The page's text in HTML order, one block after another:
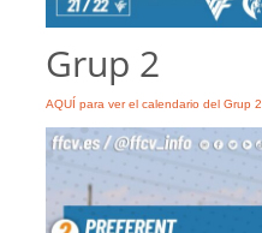
Grup 2
AQUÍ para ver el calendario del Grup 2